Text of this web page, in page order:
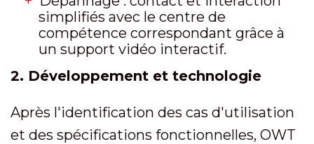
simplifiés avec le centre de
compétence correspondant grâce à
un support vidéo interactif.
2. Développement et technologie
Après l'identification des cas d'utilisation
et des spécifications fonctionnelles, OWT